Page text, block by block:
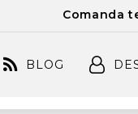
Comanda
BLOG